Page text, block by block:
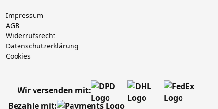
Impressum
AGB
Widerrufsrecht
Datenschutzerklärung
Cookies
Wir versenden mit:
Bezahle mit: